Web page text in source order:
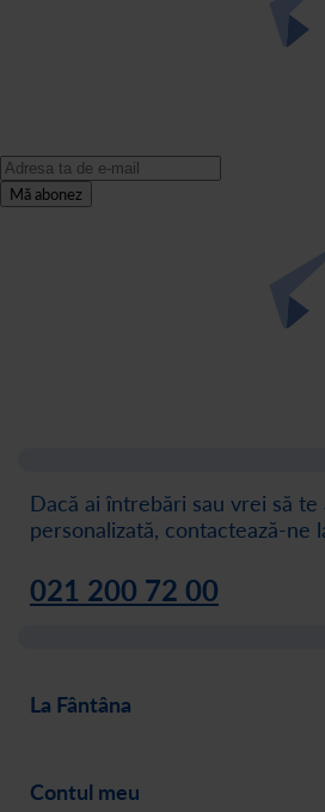
Mă abonez
Dacă ai întrebări sau vrei să
personalizată, contactează-ne
021 200 72 00
La Fântâna
Despre noi
Contul meu